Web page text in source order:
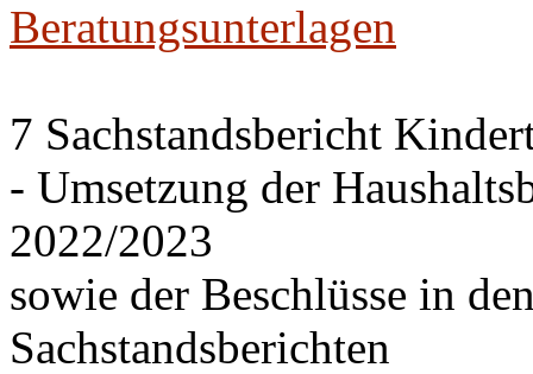
Beratungsunterlagen
7 Sachstandsbericht
- Umsetzung der
2022/2023
sowie der Beschlüsse in
Sachstandsberichten